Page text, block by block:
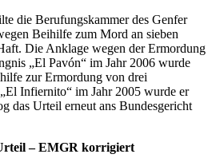
die Berufungskammer des Genfer
Beihilfe zum Mord an sieben
Die Anklage wegen der Ermordung
„El Pavón“ im Jahr 2006 wurde
zur Ermordung von drei
Infiernito“ im Jahr 2005 wurde er
das Urteil erneut ans Bundesgericht
– EMGR korrigiert